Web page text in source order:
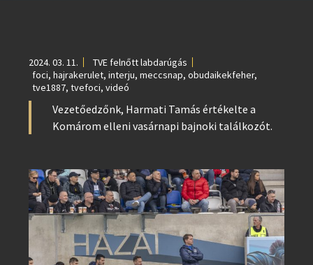
2024. 03. 11.
TVE felnőtt labdarúgás
foci, hajrakerulet, interju, meccsnap, obudaikekfeher,
tve1887, tvefoci, videó
Vezetőedzőnk, Harmati Tamás értékelte a
Komárom elleni vasárnapi bajnoki találkozót.